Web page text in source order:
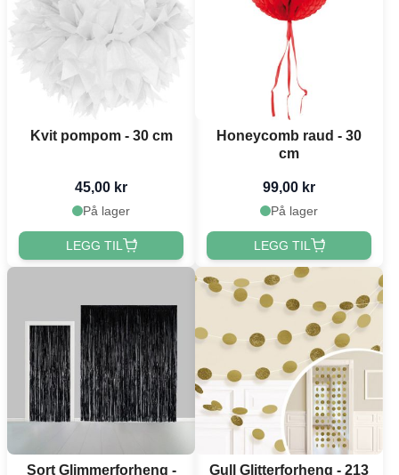
Kvit pompom - 30 cm
45,00 kr
På lager
LEGG TIL
Honeycomb raud - 30
cm
99,00 kr
På lager
LEGG TIL
Sort Glimmerforheng -
Gull Glitterforheng - 213